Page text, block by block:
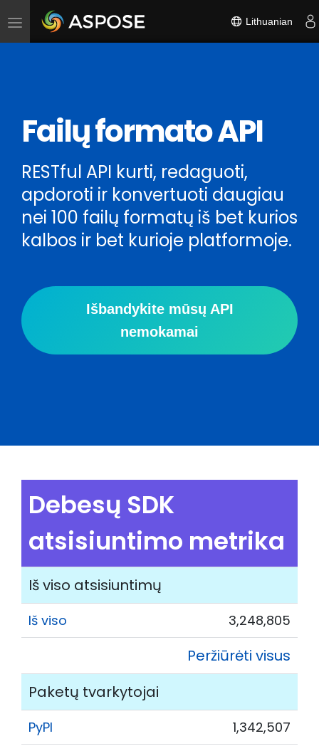
Toggle
Lithuanian
Failų formato API
RESTful API kurti, redaguoti,
apdoroti ir konvertuoti daugiau
nei 100 failų formatų iš bet kurios
kalbos ir bet kurioje platformoje.
Išbandykite mūsų API
nemokamai
Debesų SDK
atsisiuntimo metrika
Iš viso atsisiuntimų
Iš viso 3,248,805
Peržiūrėti visus
Paketų tvarkytojai
PyPI
1,342,507